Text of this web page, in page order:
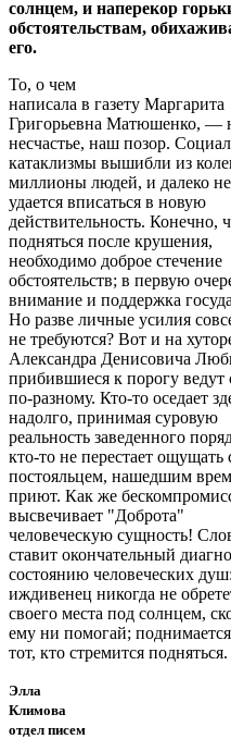
солнцем, и наперекор
обстоятельствам,
его.
То, о чем
написала в газету Маргарита
Григорьевна Матюшенко, —
несчастье, наш позор.
катаклизмы вышибли из
миллионы людей, и далеко
удается вписаться в новую
действительность. Конечно,
подняться после крушения,
необходимо доброе стечение
обстоятельств; в первую
внимание и поддержка
Но разве личные усилия
не требуются? Вот и на
Александра Денисовича
прибившиеся к порогу ведут
по-разному. Кто-то оседает
надолго, принимая суровую
реальность заведенного
кто-то не перестает ощущать
постояльцем, нашедшим
приют. Как же
высвечивает "Доброта"
человеческую сущность!
ставит окончательный
состоянию человеческих душ:
иждивенец никогда не
своего места под солнцем,
ему ни помогай;
тот, кто стремится подняться.
Элла
Климова
отдел писем